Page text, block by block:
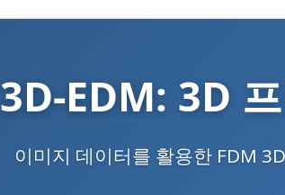
3D-EDM: 3D
이미지 데이터를 활용한 FDM